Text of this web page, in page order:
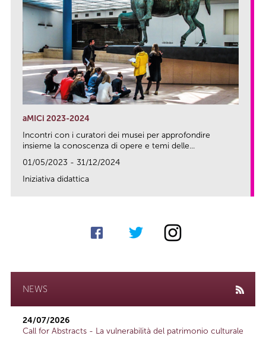
aMICi 2023-2024
Incontri con i curatori dei musei per approfondire
insieme la conoscenza di opere e temi delle...
01/05/2023 - 31/12/2024
Iniziativa didattica
NEWS
24/07/2026
Call for Abstracts - La vulnerabilità del patrimonio culturale